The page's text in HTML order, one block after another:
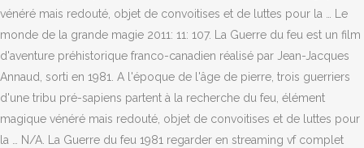
vénéré mais redouté, objet de convoitises et de luttes pour la … Le
monde de la grande magie 2011: 11: 107. La Guerre du feu est un film
d'aventure préhistorique franco-canadien réalisé par Jean-Jacques
Annaud, sorti en 1981. A l'époque de l'âge de pierre, trois guerriers
d'une tribu pré-sapiens partent à la recherche du feu, élément
magique vénéré mais redouté, objet de convoitises et de luttes pour
la … N/A. La Guerre du feu 1981 regarder en streaming vf complet